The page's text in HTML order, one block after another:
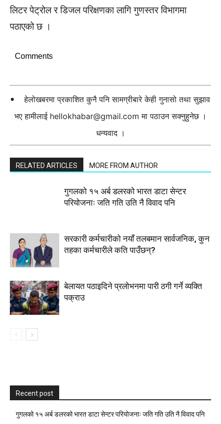
लिटर पेट्रोल र डिजल परिक्षणका लागि गुणस्तर विभागमा
पठाएको छ ।
Comments
हेलोखबरमा प्रकाशित कुनै पनि सामग्रीबारे केही गुनासो तथा सुझाव
भए हामीलाई hellokhabar@gmail.com मा पठाउन सक्नुहुनेछ ।
धन्यवाद ।
RELATED ARTICLES MORE FROM AUTHOR
गुगलको १५ अर्ब डलरको भारत डाटा सेन्टर
परियोजनाः जति गति उति नै विवाद पनि
सरकारी कर्मचारीकाे नयाँ तलबमान सार्वजनिक, कुन
तहका कर्मचारीले कति पाउँछन्?
बेलायत पठाइदिने प्रलाेभनमा पारी ठगी गर्ने व्यक्ति
पक्राउ
Recent post
गुगलको १५ अर्ब डलरको भारत डाटा सेन्टर परियोजनाः जति गति उति नै विवाद पनि